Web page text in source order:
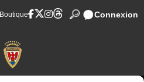
Boutique Connexion